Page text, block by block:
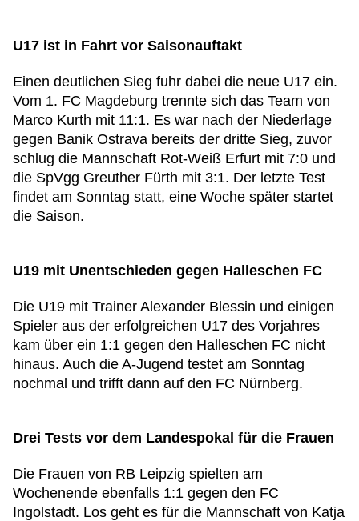
U17 ist in Fahrt vor Saisonauftakt
Einen deutlichen Sieg fuhr dabei die neue U17 ein.
Vom 1. FC Magdeburg trennte sich das Team von
Marco Kurth mit 11:1. Es war nach der Niederlage
gegen Banik Ostrava bereits der dritte Sieg, zuvor
schlug die Mannschaft Rot-Weiß Erfurt mit 7:0 und
die SpVgg Greuther Fürth mit 3:1. Der letzte Test
findet am Sonntag statt, eine Woche später startet
die Saison.
U19 mit Unentschieden gegen Halleschen FC
Die U19 mit Trainer Alexander Blessin und einigen
Spieler aus der erfolgreichen U17 des Vorjahres
kam über ein 1:1 gegen den Halleschen FC nicht
hinaus. Auch die A-Jugend testet am Sonntag
nochmal und trifft dann auf den FC Nürnberg.
Drei Tests vor dem Landespokal für die Frauen
Die Frauen von RB Leipzig spielten am
Wochenende ebenfalls 1:1 gegen den FC
Ingolstadt. Los geht es für die Mannschaft von Katja